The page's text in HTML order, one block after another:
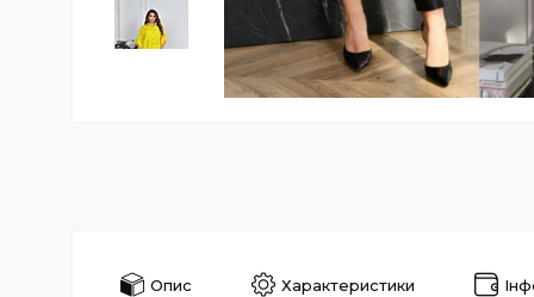
Опис Характеристики